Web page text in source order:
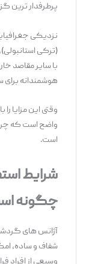
پرطرفدار ترین گزینه‌
نزدیکی جغرافیایی
(ترکی استانبولی)، و
با سایر مقاصد خارجی،
هوشمندانه برای سفر
وقتی این مزایا را با
واضح است که چرا
شرایط
چگونه است؟
آژانس ‌های گردشگری
شفاف و ساده، امکان